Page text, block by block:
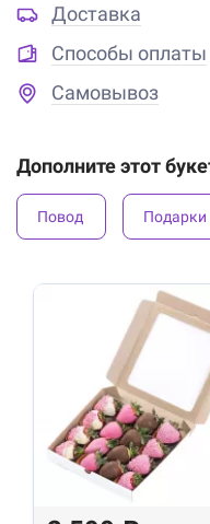
Доставка
Способы оплаты
Самовывоз
Дополните этот
Повод Подарки